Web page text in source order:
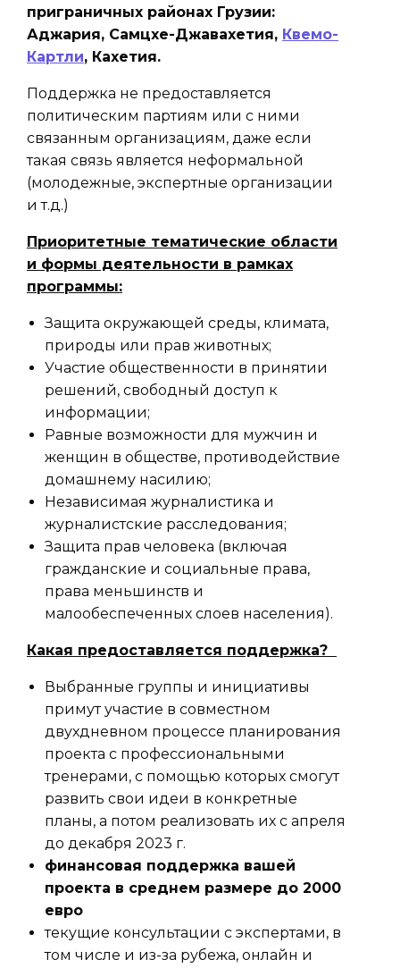
приграничных районах Грузии:
Аджария, Самцхе-Джавахетия, Квемо-
Картли, Кахетия.
Поддержка не предоставляется
политическим партиям или с ними
связанным организациям, даже если
такая связь является неформальной
(молодежные, экспертные организации
и т.д.)
Приоритетные тематические области
и формы деятельности в рамках
программы:
Защита окружающей среды, климата,
природы или прав животных;
Участие общественности в принятии
решений, свободный доступ к
информации;
Равные возможности для мужчин и
женщин в обществе, противодействие
домашнему насилию;
Независимая журналистика и
журналистские расследования;
Защита прав человека (включая
гражданские и социальные права,
права меньшинств и
малообеспеченных слоев населения).
Какая предоставляется поддержка?
Выбранные группы и инициативы
примут участие в совместном
двухдневном процессе планирования
проекта с профессиональными
тренерами, с помощью которых смогут
развить свои идеи в конкретные
планы, а потом реализовать их с апреля
до декабря 2023 г.
финансовая поддержка вашей
проекта в среднем размере до 2000
евро
текущие консультации с экспертами, в
том числе и из-за рубежа, онлайн и